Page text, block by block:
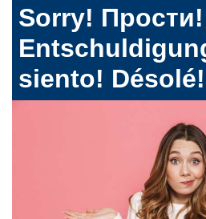
Sorry! Прости!
siento! Désolé!